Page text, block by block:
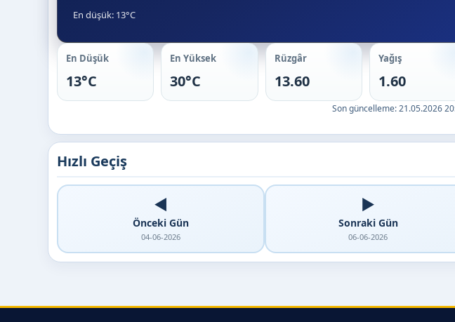
En düşük: 13°C
En Düşük
13°C
En Yüksek
30°C
Rüzgâr
13.60
Yağış
1.60
Son güncelleme:21.05.2026
Hızlı Geçiş
◀️
Önceki Gün
04-06-2026
▶️
Sonraki Gün
06-06-2026